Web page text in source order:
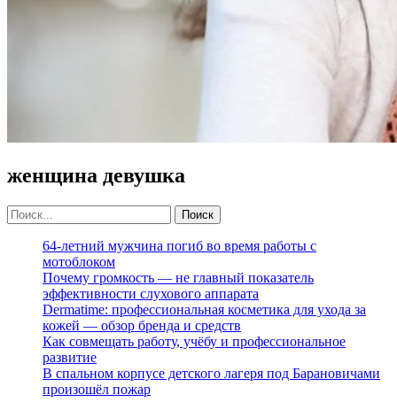
женщина девушка
64-летний мужчина погиб во время работы с
мотоблоком
Почему громкость — не главный показатель
эффективности слухового аппарата
Dermatime: профессиональная косметика для ухода за
кожей — обзор бренда и средств
Как совмещать работу, учёбу и профессиональное
развитие
В спальном корпусе детского лагеря под Барановичами
произошёл пожар